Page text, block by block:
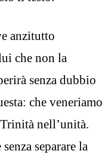
anzitutto
che non la
senza dubbio
che veneriamo
nell’unità.
separare la